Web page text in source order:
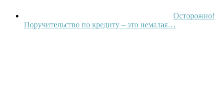
Осторожно!
Поручительство по кредиту – это немалая…